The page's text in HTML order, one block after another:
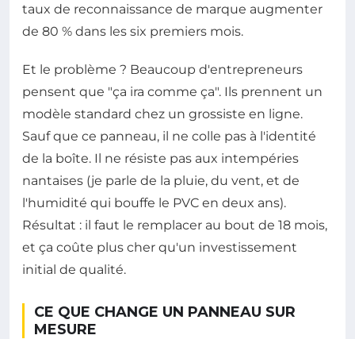
taux de reconnaissance de marque augmenter
de 80 % dans les six premiers mois.
Et le problème ? Beaucoup d'entrepreneurs
pensent que "ça ira comme ça". Ils prennent un
modèle standard chez un grossiste en ligne.
Sauf que ce panneau, il ne colle pas à l'identité
de la boîte. Il ne résiste pas aux intempéries
nantaises (je parle de la pluie, du vent, et de
l'humidité qui bouffe le PVC en deux ans).
Résultat : il faut le remplacer au bout de 18 mois,
et ça coûte plus cher qu'un investissement
initial de qualité.
CE QUE CHANGE UN PANNEAU SUR
MESURE